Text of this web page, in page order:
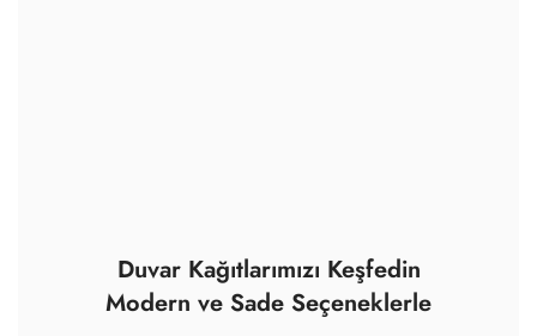
Duvar Kağıtlarımızı Keşfedin
Modern ve Sade Seçeneklerle